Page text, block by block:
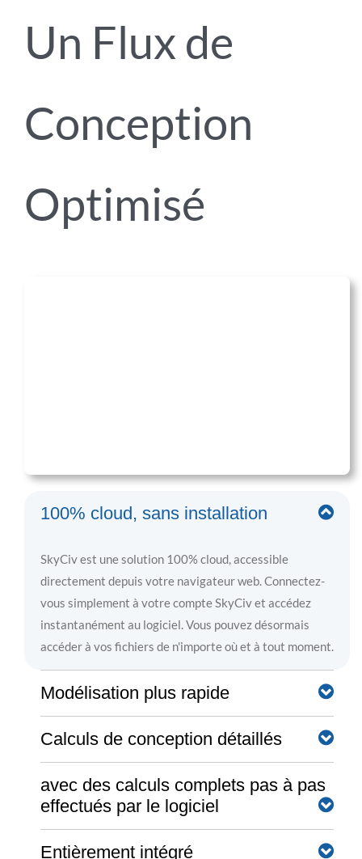
Un Flux de
Conception
Optimisé
100% cloud, sans installation
SkyCiv est une solution 100% cloud, accessible
directement depuis votre navigateur web. Connectez-
vous simplement à votre compte SkyCiv et accédez
instantanément au logiciel. Vous pouvez désormais
accéder à vos fichiers de n'importe où et à tout moment.
Modélisation plus rapide
Le logiciel SkyCiv est doté de nombreuses
fonctionnalités avancées de modélisation, d’édition, et
de révision qui vous permettent d’accélérer
considérablement votre flux de travail en modélisation.
Celles-ci incluent l’outil stylo, l’édition en masse, le
défilement de la caméra, et bien plus encore.
Calculs de conception détaillés
Des rapports de calcul clairs et détaillés, étape par
étape, aident l'ingénieur à comprendre exactement ce
que fait le logiciel - plus de boîtes noires!
avec des calculs complets pas à pas
effectués par le logiciel
Partagez et collaborez en temps réel avec votre équipe
Entièrement intégré